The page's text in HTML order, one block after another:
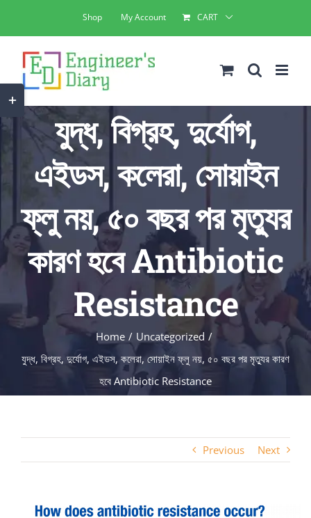
to
content
Shop My Account CART
যুদ্ধ, বিগ্রহ, দুর্যোগ,
এইডস, কলেরা, সোয়াইন
ফ্লু নয়, ৫০ বছর পর মৃত্যুর
কারণ হবে Antibiotic
Resistance
Home
Uncategorized
যুদ্ধ, বিগ্রহ, দুর্যোগ, এইডস, কলেরা, সোয়াইন ফ্লু নয়, ৫০ বছর পর মৃত্যুর কারণ
হবে Antibiotic Resistance
Previous Next
Toggle
Sliding